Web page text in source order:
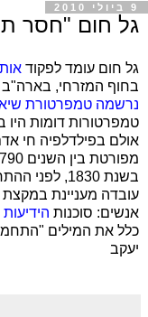
9 ביולי 2010
גל חום "חסר
גל חום עומד לפקוד
בחוף המזרחי, בארה"ב
נרשמה טמפרטורת שיא של 40 מעלות
טמפרטורות דומות היו ב 1918, 1936 ו
אולם בפילדלפיה חי
בשנת 1830, לפני ההתחממות הגלובאלית.
עובדה מעניינת
אנשים: סוכנות הידיעות
כלל את המילים
יעקב